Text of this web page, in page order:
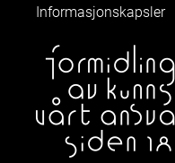
Informasjonskapsler